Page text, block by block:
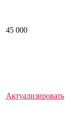
45 000
Актуализировать